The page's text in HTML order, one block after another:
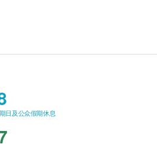
节日而有所影响。当八号烈风
警告生效时，送货服务时间将
关货品的供应情况再作最後确
提供任何订单上的货品，生活
日及公众假期休息